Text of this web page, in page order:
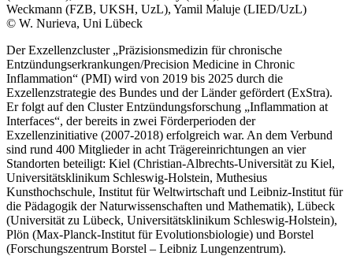
Weckmann (FZB, UKSH, UzL), Yamil Maluje (LIED/UzL)
© W. Nurieva, Uni Lübeck
Der Exzellenzcluster „Präzisionsmedizin für chronische
Entzündungserkrankungen/Precision Medicine in Chronic
Inflammation“ (PMI) wird von 2019 bis 2025 durch die
Exzellenzstrategie des Bundes und der Länder gefördert (ExStra).
Er folgt auf den Cluster Entzündungsforschung „Inflammation at
Interfaces“, der bereits in zwei Förderperioden der
Exzellenzinitiative (2007-2018) erfolgreich war. An dem Verbund
sind rund 400 Mitglieder in acht Trägereinrichtungen an vier
Standorten beteiligt: Kiel (Christian-Albrechts-Universität zu Kiel,
Universitätsklinikum Schleswig-Holstein, Muthesius
Kunsthochschule, Institut für Weltwirtschaft und Leibniz-Institut für
die Pädagogik der Naturwissenschaften und Mathematik), Lübeck
(Universität zu Lübeck, Universitätsklinikum Schleswig-Holstein),
Plön (Max-Planck-Institut für Evolutionsbiologie) und Borstel
(Forschungszentrum Borstel – Leibniz Lungenzentrum).